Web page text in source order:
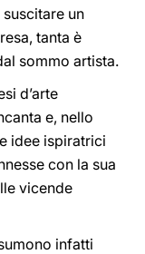
un
tanta è
sommo artista.
d’arte
e, nello
idee ispiratrici
con la sua
vicende
infatti